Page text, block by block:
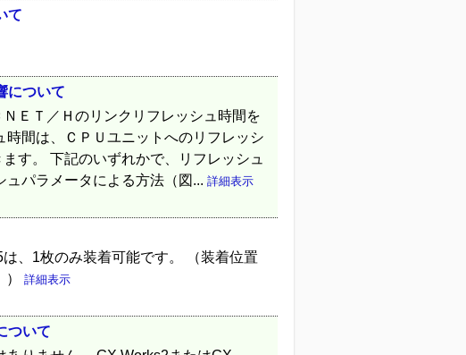
て
について
ＥＴ／Ｈのリンクリフレッシュ時間を
間は、ＣＰＵユニットへのリフレッシ
す。 下記のいずれかで、リフレッシュ
パラメータによる方法（図... 詳細表示
、1枚のみ装着可能です。 （装着位置
詳細表示
ついて